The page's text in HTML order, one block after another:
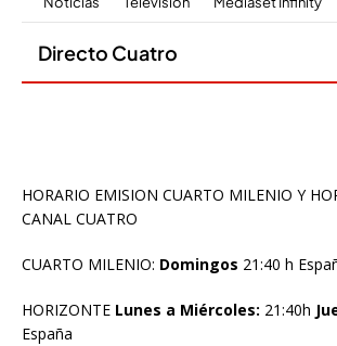
HORARIO EMISION CUARTO MILENIO Y
CANAL CUATRO
CUARTO MILENIO: Domingos 21:40 h
HORIZONTE Lunes a Miércoles: 21:40h
España